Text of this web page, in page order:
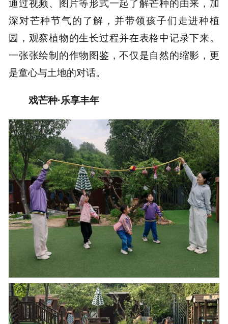
通过视频、图片等形式一起了解芒种的由来，加
深对芒种节气的了解，并带领孩子们走进种植
园，观察植物的生长过程并在表格中记录下来。
一张张绘制的作物图鉴，不仅是自然的缩影，更
是童心与土地的对话。
戏芒种·乐享丰年